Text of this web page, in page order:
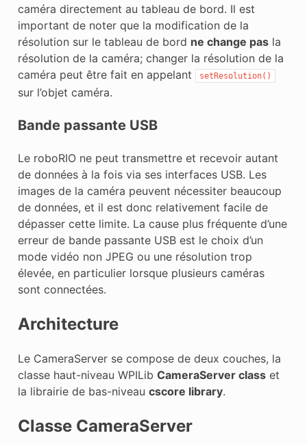
caméra directement au tableau de bord. Il est
important de noter que la modification de la
résolution sur le tableau de bord ne change pasla
résolution de la caméra; changer la résolution de la
caméra peut être fait en appelant
setResolution()
sur l’objet caméra.
Bande passante USB
Le roboRIO ne peut transmettre et recevoir autant
de données à la fois via ses interfaces USB. Les
images de la caméra peuvent nécessiter beaucoup
de données, et il est donc relativement facile de
dépasser cette limite. La cause plus fréquente d’une
erreur de bande passante USB est le choix d’un
mode vidéo non JPEG ou une résolution trop
élevée, en particulier lorsque plusieurs caméras
sont connectées.
Architecture
Le CameraServer se compose de deux couches, la
classe haut-niveau WPILib CameraServer classet
la librairie de bas-niveau cscore library.
Classe CameraServer